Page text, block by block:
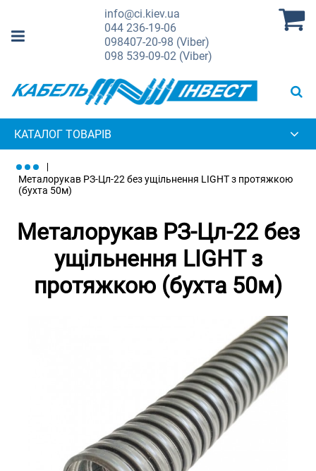
info@ci.kiev.ua
044236-19-06
098407-20-98 (Viber)
098 539-09-02 (Viber)
КАТАЛОГ ТОВАРІВ
Металорукав РЗ-Цл-22 без ущільнення LIGHT з протяжкою
(бухта 50м)
Металорукав РЗ-Цл-22 без
ущільнення LIGHT з
протяжкою (бухта 50м)